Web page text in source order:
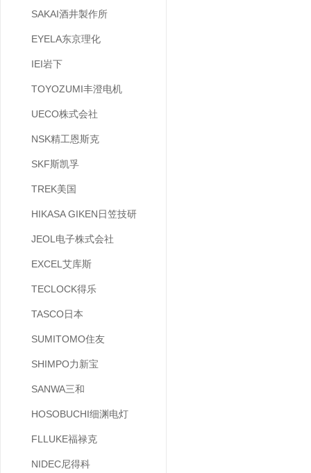
SAKAI酒井製作所
EYELA东京理化
IEI岩下
TOYOZUMI丰澄电机
UECO株式会社
NSK精工恩斯克
SKF斯凯孚
TREK美国
HIKASA GIKEN日笠技研
JEOL电子株式会社
EXCEL艾库斯
TECLOCK得乐
TASCO日本
SUMITOMO住友
SHIMPO力新宝
SANWA三和
HOSOBUCHI细渊电灯
FLLUKE福禄克
NIDEC尼得科